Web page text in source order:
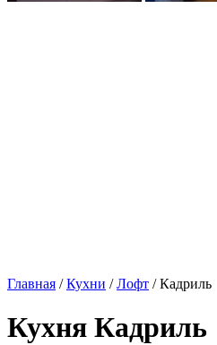
Главная /Кухни /Лофт / Кадриль
Кухня Кадриль